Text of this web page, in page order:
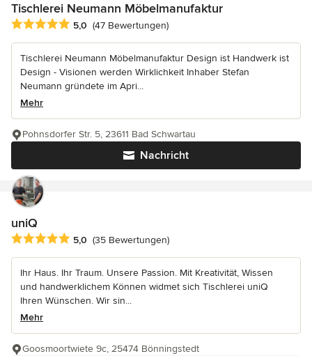
Tischlerei Neumann Möbelmanufaktur
Durchschnittliche Bewertung: 5 von 5 Sternen
5,0 (47 Bewertungen)
Tischlerei Neumann Möbelmanufaktur Design ist Handwerk ist
Design - Visionen werden Wirklichkeit Inhaber Stefan
Neumann gründete im Apri...
Mehr
Nachricht
Pohnsdorfer Str. 5, 23611 Bad Schwartau
uniQ
Durchschnittliche Bewertung: 5 von 5 Sternen
5,0 (35 Bewertungen)
Ihr Haus. Ihr Traum. Unsere Passion. Mit Kreativität, Wissen
und handwerklichem Können widmet sich Tischlerei uniQ
Ihren Wünschen. Wir sin...
Mehr
Goosmoortwiete 9c, 25474 Bönningstedt